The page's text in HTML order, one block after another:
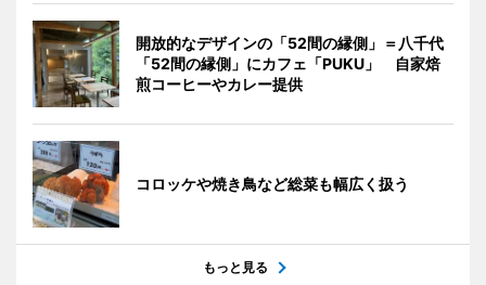
開放的なデザインの「52間の縁側」＝八千代
「52間の縁側」にカフェ「PUKU」 自家焙
煎コーヒーやカレー提供
コロッケや焼き鳥など総菜も幅広く扱う
もっと見る